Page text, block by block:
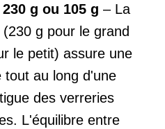
g ou 105 g – La
g pour le grand
le petit) assure une
tout au long d'une
des verreries
L'équilibre entre